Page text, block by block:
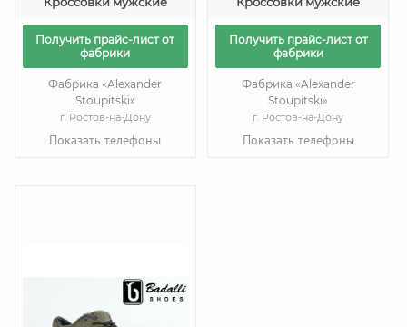
Получить прайс-лист от
фабрики
Фабрика «Alexander
Stoupitski»
г. Ростов-на-Дону
Показать телефоны
Получить прайс-лист от
фабрики
Фабрика «Alexander
Stoupitski»
г. Ростов-на-Дону
Показать телефоны